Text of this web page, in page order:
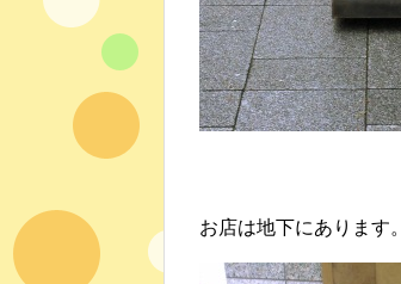
お店は地下にあります。